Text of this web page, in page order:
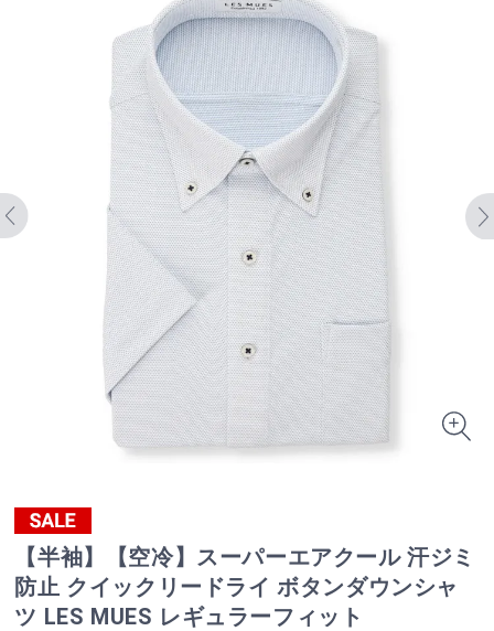
【半袖】【空冷】スーパーエアクール 汗ジミ
防止 クイックリードライ ボタンダウンシャ
ツ LES MUES レギュラーフィット